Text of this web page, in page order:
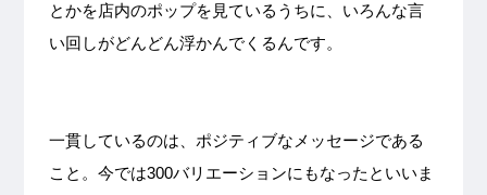
とかを店内のポップを見ているうちに、いろんな言
い回しがどんどん浮かんでくるんです。
一貫しているのは、ポジティブなメッセージである
こと。今では300バリエーションにもなったといいま